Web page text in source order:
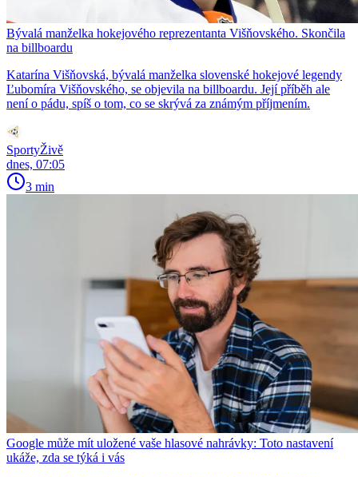
Bývalá manželka hokejového reprezentanta Višňovského. Skončila
na billboardu
Katarína Višňovská, bývalá manželka slovenské hokejové legendy
Ľubomíra Višňovského, se objevila na billboardu. Její příběh ale
není o pádu, spíš o tom, co se skrývá za známým příjmením.
SportyŽivě
dnes, 07:05
3 min
Google může mít uložené vaše hlasové nahrávky: Toto nastavení
ukáže, zda se týká i vás